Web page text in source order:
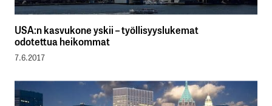
USA:n kasvukone yskii – työllisyyslukemat
odotettua heikommat
7.6.2017